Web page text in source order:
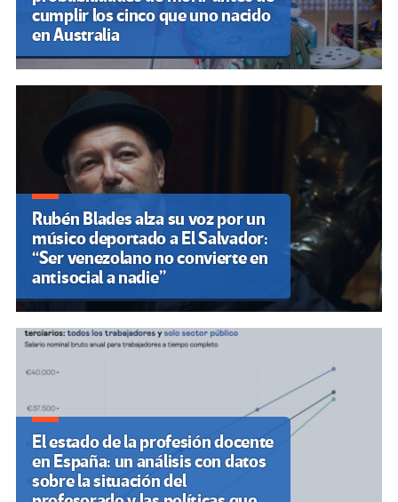
cumplir los cinco que uno nacido
en Australia
Rubén Blades alza su voz por un
músico deportado a El Salvador:
“Ser venezolano no convierte en
antisocial a nadie”
El estado de la profesión docente
en España: un análisis con datos
sobre la situación del